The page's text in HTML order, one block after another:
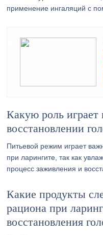
применение ингаляций с
Какую роль
восстановлении
Питьевой режим играет
при ларингите, так как
процесс заживления и
Какие продукты
рациона при
восстановления